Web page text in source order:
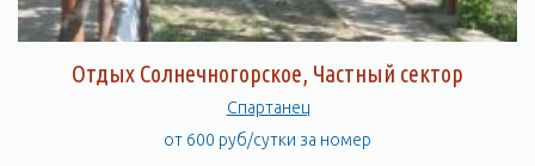
Отдых Солнечногорское, Частный сектор
Спартанец
от 600 руб/сутки за номер